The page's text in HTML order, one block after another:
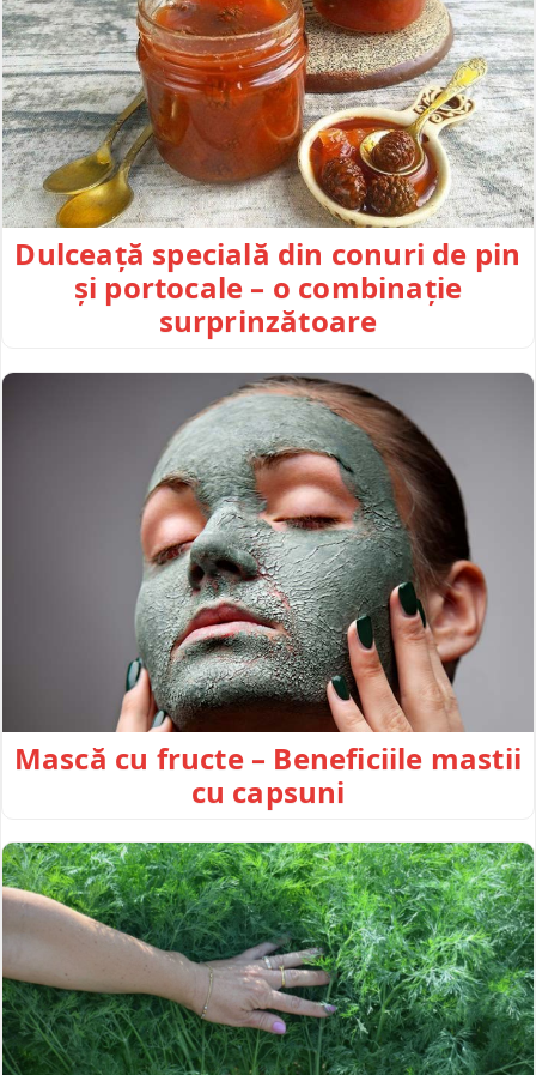
Dulceață specială din conuri de pin
și portocale – o combinație
surprinzătoare
Mască cu fructe – Beneficiile mastii
cu capsuni